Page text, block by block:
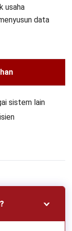
usaha
data
sistem lain